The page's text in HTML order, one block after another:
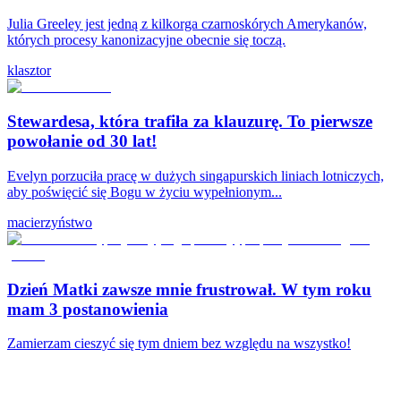
Julia Greeley jest jedną z kilkorga czarnoskórych Amerykanów,
których procesy kanonizacyjne obecnie się toczą.
klasztor
Stewardesa, która trafiła za klauzurę. To pierwsze
powołanie od 30 lat!
Evelyn porzuciła pracę w dużych singapurskich liniach lotniczych,
aby poświęcić się Bogu w życiu wypełnionym...
macierzyństwo
Dzień Matki zawsze mnie frustrował. W tym roku
mam 3 postanowienia
Zamierzam cieszyć się tym dniem bez względu na wszystko!